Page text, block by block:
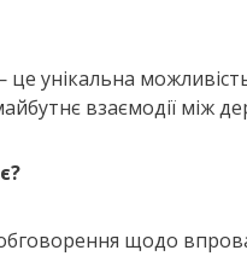
це унікальна
взаємодії між
щодо